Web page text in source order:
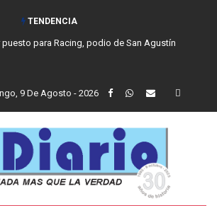
TENDENCIA
puesto para Racing, podio de San Agustín
9 De Agosto - 2026